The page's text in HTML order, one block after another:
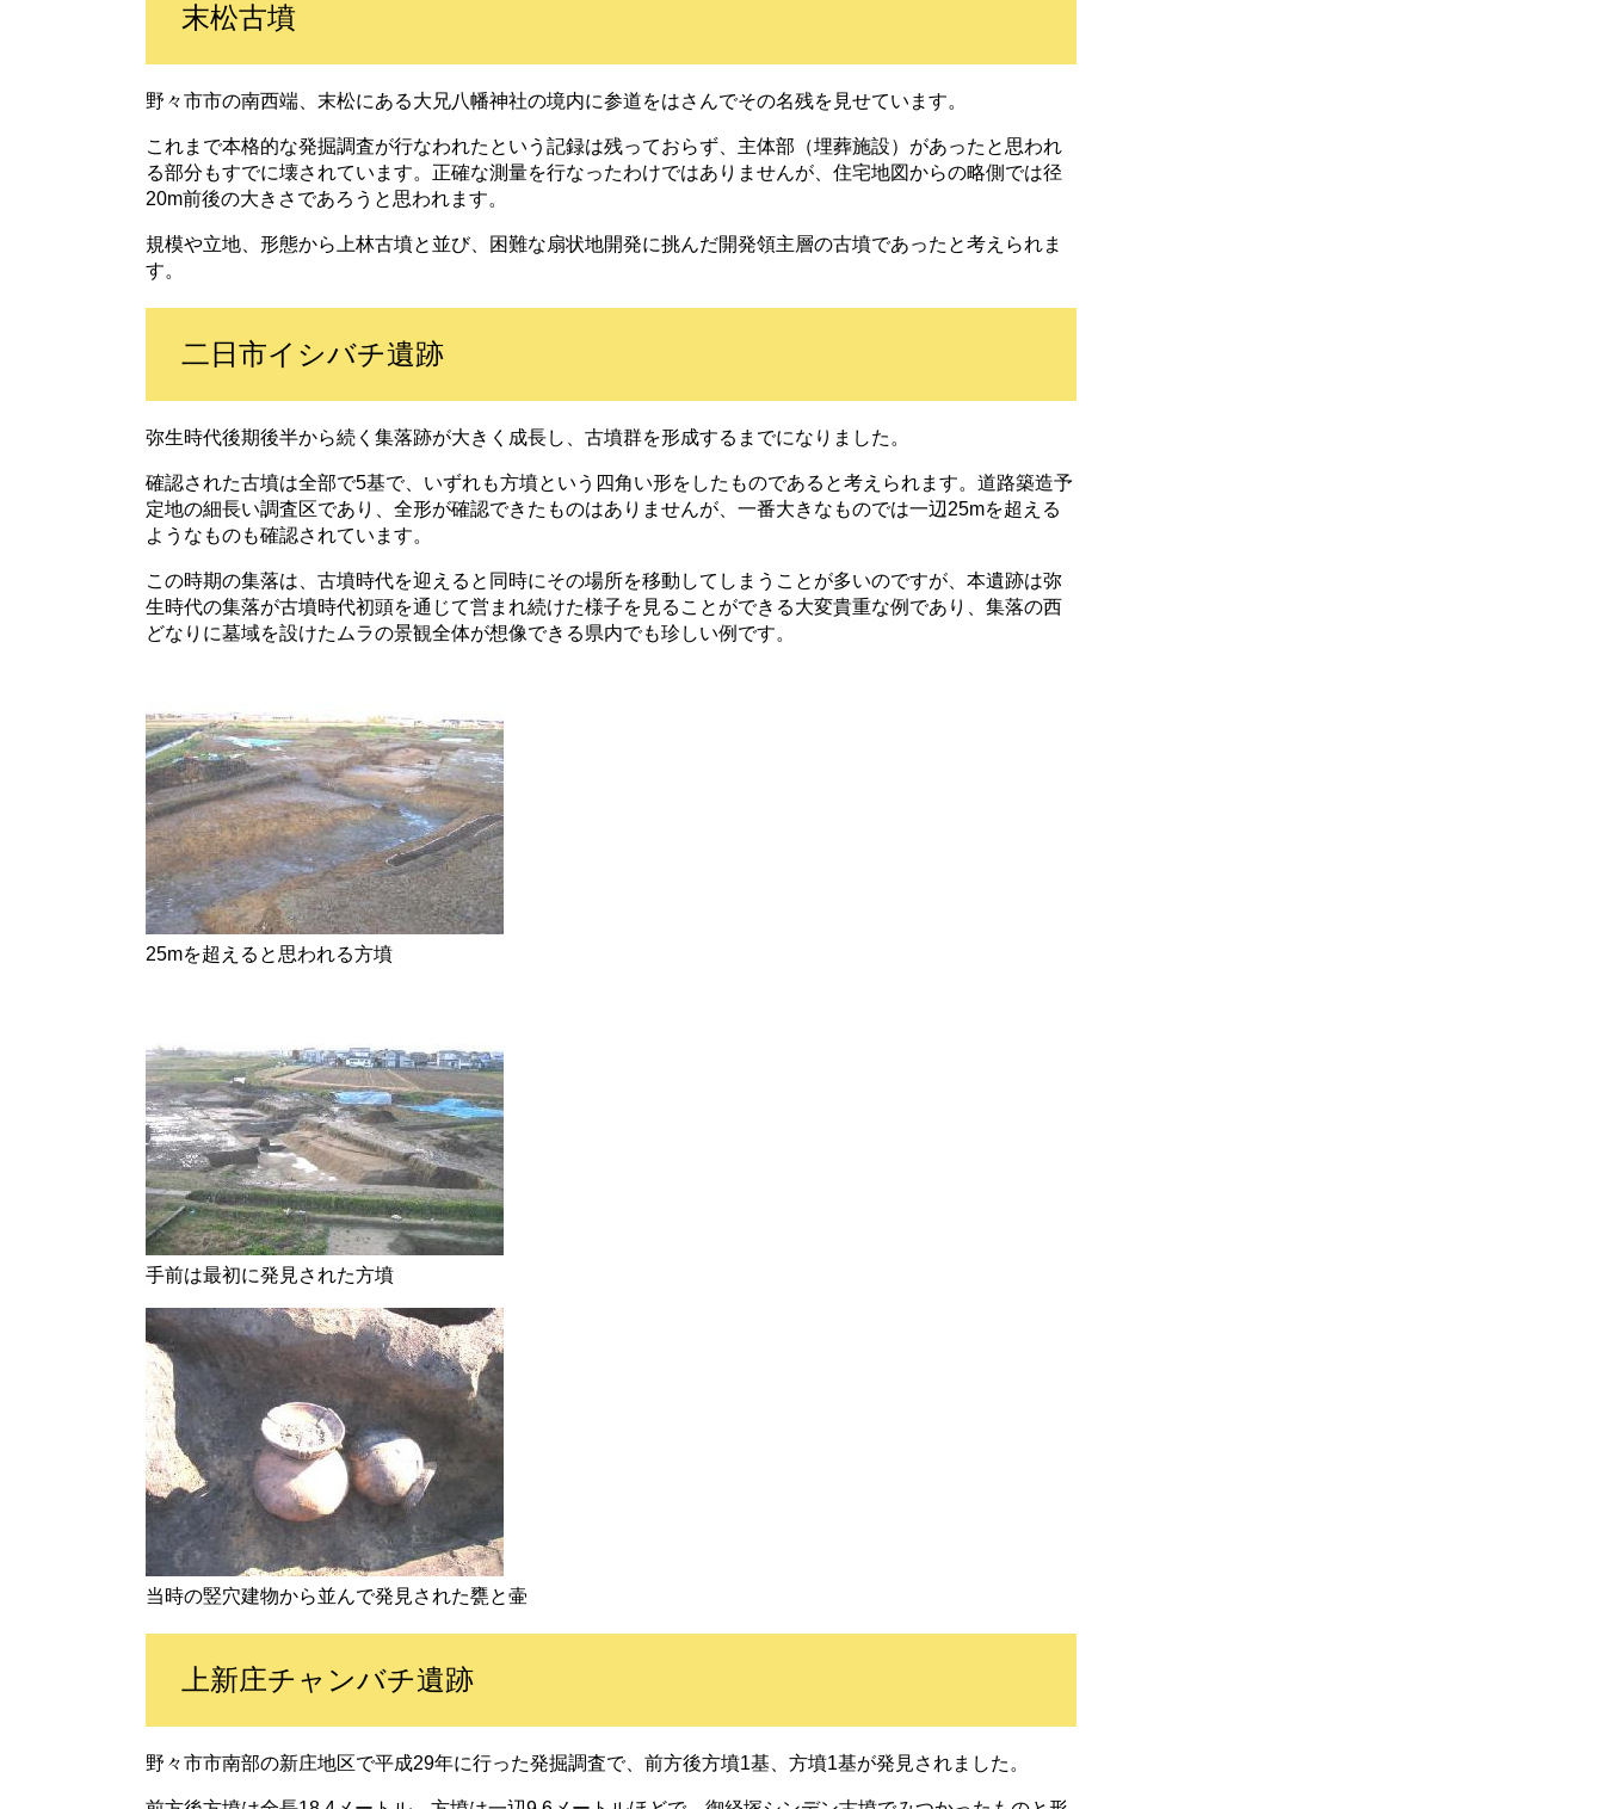
末松古墳
野々市市の南西端、末松にある大兄八幡神社の境内に参道をはさんでその名残を見せています。
これまで本格的な発掘調査が行なわれたという記録は残っておらず、主体部（埋葬施設）があったと思われ
る部分もすでに壊されています。正確な測量を行なったわけではありませんが、住宅地図からの略側では径
20m前後の大きさであろうと思われます。
規模や立地、形態から上林古墳と並び、困難な扇状地開発に挑んだ開発領主層の古墳であったと考えられま
す。
二日市イシバチ遺跡
弥生時代後期後半から続く集落跡が大きく成長し、古墳群を形成するまでになりました。
確認された古墳は全部で5基で、いずれも方墳という四角い形をしたものであると考えられます。道路築造予
定地の細長い調査区であり、全形が確認できたものはありませんが、一番大きなものでは一辺25mを超える
ようなものも確認されています。
この時期の集落は、古墳時代を迎えると同時にその場所を移動してしまうことが多いのですが、本遺跡は弥
生時代の集落が古墳時代初頭を通じて営まれ続けた様子を見ることができる大変貴重な例であり、集落の西
どなりに墓域を設けたムラの景観全体が想像できる県内でも珍しい例です。
25mを超えると思われる方墳
手前は最初に発見された方墳
当時の竪穴建物から並んで発見された甕と壷
上新庄チャンバチ遺跡
野々市市南部の新庄地区で平成29年に行った発掘調査で、前方後方墳1基、方墳1基が発見されました。